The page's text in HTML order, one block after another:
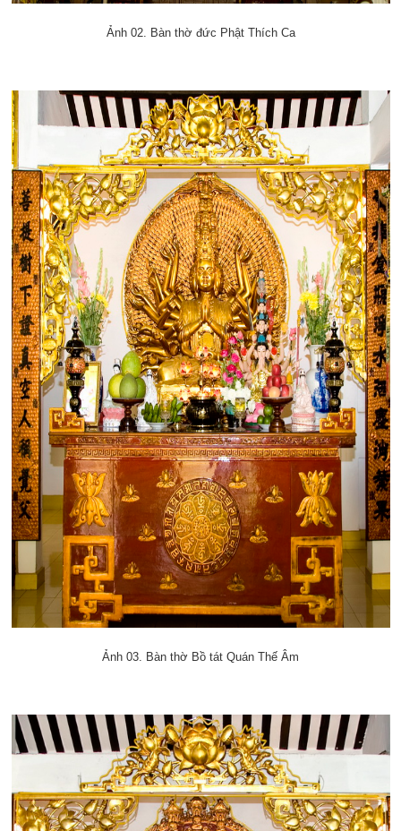
Ảnh 02. Bàn thờ đức Phật Thích Ca
Ảnh 03. Bàn thờ Bồ tát Quán Thế Âm